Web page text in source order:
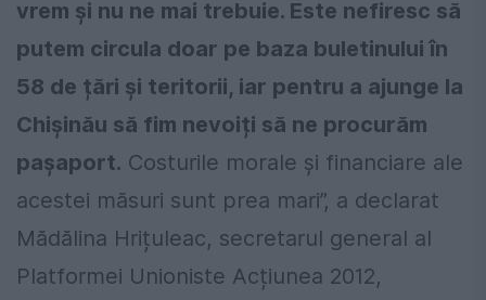
vrem și nu ne mai trebuie. Este nefiresc să
putem circula doar pe baza buletinului în
58 de țări și teritorii, iar pentru a ajunge la
Chișinău să fim nevoiți să ne procurăm
pașaport. Costurile morale și financiare ale
acestei măsuri sunt prea mari”, a declarat
Mădălina Hrițuleac, secretarul general al
Platformei Unioniste Acțiunea 2012,